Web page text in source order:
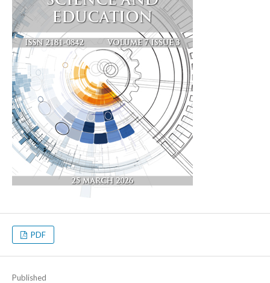
PDF
Published